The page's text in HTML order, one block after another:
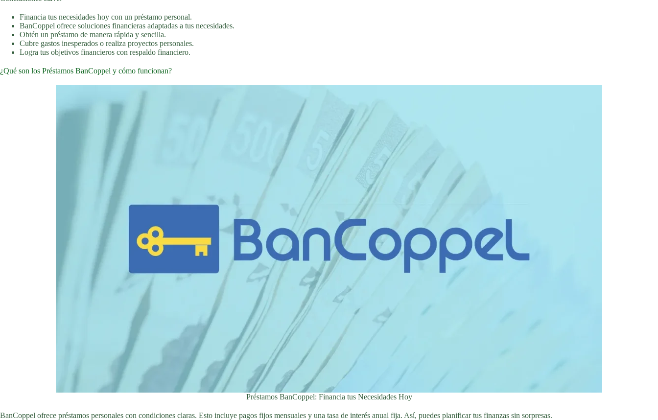
Financia tus necesidades hoy con un préstamo personal.
BanCoppel ofrece soluciones financieras adaptadas a tus necesidades.
Obtén un préstamo de manera rápida y sencilla.
Cubre gastos inesperados o realiza proyectos personales.
Logra tus objetivos financieros con respaldo financiero.
¿Qué son los Préstamos BanCoppel y cómo funcionan?
Préstamos BanCoppel: Financia tus Necesidades Hoy
BanCoppel ofrece préstamos personales con condiciones claras. Esto incluye pagos fijos mensuales y una tasa de interés anual fija. Así, puedes planificar tus finanzas sin sorpresas.